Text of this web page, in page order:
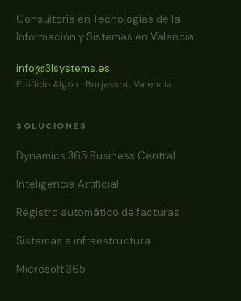
Consultoría en Tecnologías de la
Información y Sistemas en Valencia.
info@3lsystems.es
Edificio Algón · Burjassot, Valencia
SOLUCIONES
Dynamics 365 Business Central
Inteligencia Artificial
Registro automático de facturas
Sistemas e infraestructura
Microsoft 365